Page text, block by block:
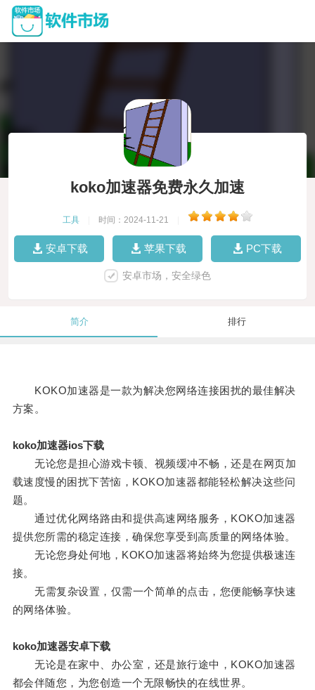
koko加速器免费永久加速
工具 时间：2024-11-21
安卓下载 苹果下载 PC下载
安卓市场，安全绿色
简介 排行
KOKO加速器是一款为解决您网络连接困扰的最佳解决
方案。
koko加速器ios下载
无论您是担心游戏卡顿、视频缓冲不畅，还是在网页加
载速度慢的困扰下苦恼，KOKO加速器都能轻松解决这些问
题。
通过优化网络路由和提供高速网络服务，KOKO加速器
提供您所需的稳定连接，确保您享受到高质量的网络体验。
无论您身处何地，KOKO加速器将始终为您提供极速连
接。
无需复杂设置，仅需一个简单的点击，您便能畅享快速
的网络体验。
koko加速器安卓下载
无论是在家中、办公室，还是旅行途中，KOKO加速器
都会伴随您，为您创造一个无限畅快的在线世界。